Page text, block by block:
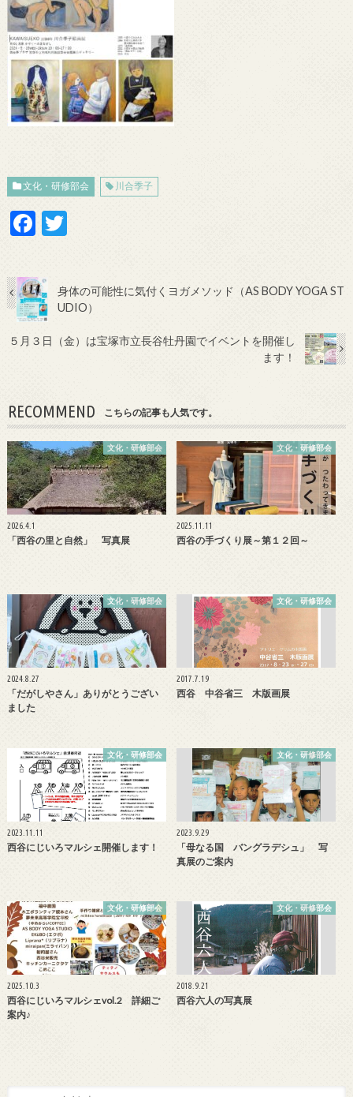
文化・研修部会 川合季子
F
e
b
o
o
T
er
身体の可能性に気付くヨガメソッド（AS BODY YOGA ST
UDIO）
５月３日（金）は宝塚市立長谷牡丹園でイベントを開催し
ます！
RECOMMEND こちらの記事も人気です。
文化・研修部会
2026.4.1
「西谷の里と自然」 写真展
文化・研修部会
2025.11.11
西谷の手づくり展～第１２回～
文化・研修部会
2024.8.27
「だがしやさん」ありがとうござい
ました
文化・研修部会
2017.7.19
西谷 中谷省三 木版画展
文化・研修部会
2023.11.11
西谷にじいろマルシェ開催します！
文化・研修部会
2023.9.29
「母なる国 バングラデシュ」 写
真展のご案内
文化・研修部会
2025.10.3
西谷にじいろマルシェvol.2 詳細ご
案内♪
文化・研修部会
2018.9.21
西谷六人の写真展